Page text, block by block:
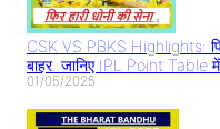
CSK VS PBKS Highlights:
बाहर..जानिए IPL Point Table
01/05/2025